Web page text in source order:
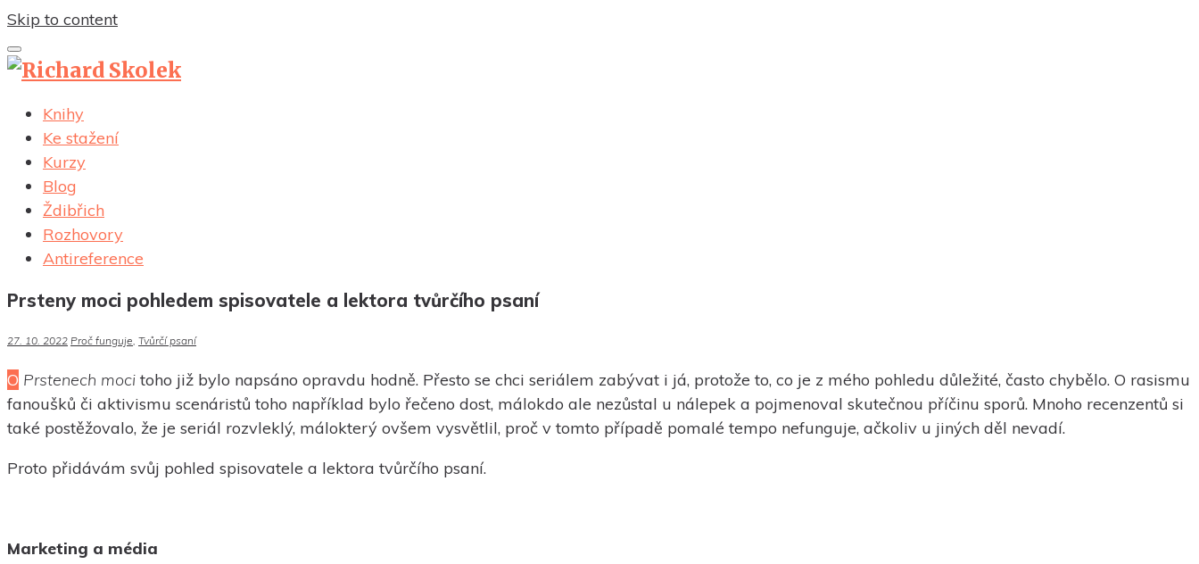
Skip to content
Knihy
Ke stažení
Kurzy
Blog
Ždibřich
Rozhovory
Antireference
Prsteny moci pohledem spisovatele a lektora tvůrčího psaní
27. 10. 2022 Proč funguje, Tvůrčí psaní
Prstenech moci toho již bylo napsáno opravdu hodně. Přesto se chci seriálem zabývat i já, protože to, co je z mého pohledu důležité, často chybělo. O rasismu
fanoušků či aktivismu scenáristů toho například bylo řečeno dost, málokdo ale nezůstal u nálepek a pojmenoval skutečnou příčinu sporů. Mnoho recenzentů si
také postěžovalo, že je seriál rozvleklý, málokterý ovšem vysvětlil, proč v tomto případě pomalé tempo nefunguje, ačkoliv u jiných děl nevadí.
Proto přidávám svůj pohled spisovatele a lektora tvůrčího psaní.
Marketing a média